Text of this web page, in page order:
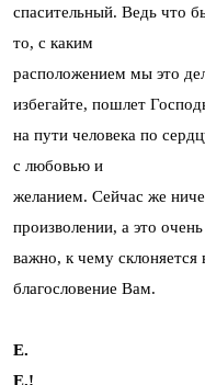
спасительный. Ведь что
то, с каким
расположением мы это
избегайте, пошлет
на пути человека по
с любовью и
желанием. Сейчас же
произволении, а это очень
важно, к чему
благословение Вам.
Е.
Е.!